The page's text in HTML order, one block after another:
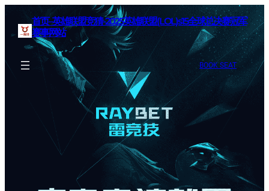
首页–英雄联盟竞猜-2025英雄联盟(LOL)s15全球总决赛冠军
赛事网站
BOOK SEAT